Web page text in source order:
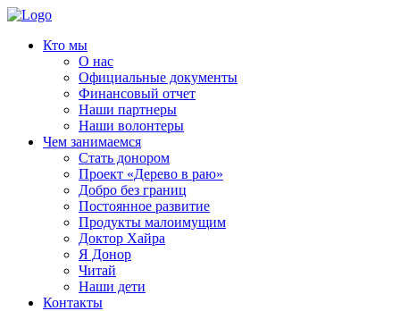
Кто мы
О нас
Официальные документы
Финансовый отчет
Наши партнеры
Наши волонтеры
Чем занимаемся
Стать донором
Проект «Дерево в раю»
Добро без границ
Постоянное развитие
Продукты малоимущим
Доктор Хайра
Я Донор
Читай
Наши дети
Контакты